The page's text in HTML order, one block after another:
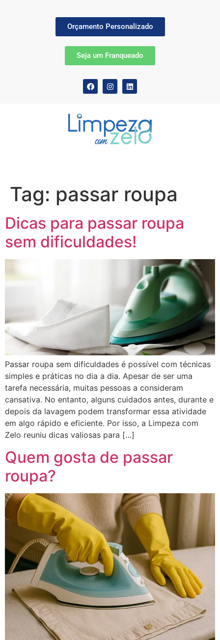
Orçamento Personalizado
Seja um Franqueado
Tag: passar roupa
Dicas para passar roupa
sem dificuldades!
Passar roupa sem dificuldades é possível com técnicas
simples e práticas no dia a dia. Apesar de ser uma
tarefa necessária, muitas pessoas a consideram
cansativa. No entanto, alguns cuidados antes, durante e
depois da lavagem podem transformar essa atividade
em algo rápido e eficiente. Por isso, a Limpeza com
Zelo reuniu dicas valiosas para […]
Quem gosta de passar
roupa?